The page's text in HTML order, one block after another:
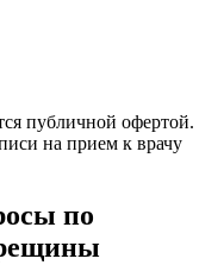
публичной офертой.
на прием к врачу
по